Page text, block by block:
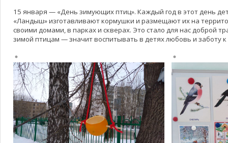
15 января — «День зимующих птиц». Каждый год в этот день
«Ландыш» изготавливают кормушки и размещают их на
своими домами, в парках и скверах. Это стало для нас доброй
зимой птицам — значит воспитывать в детях любовь и заботу